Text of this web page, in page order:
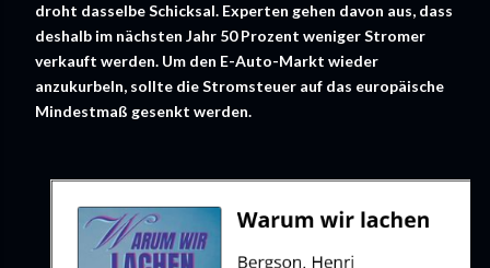
droht dasselbe Schicksal. Experten gehen davon aus, dass
deshalb im nächsten Jahr 50 Prozent weniger Stromer
verkauft werden. Um den E-Auto-Markt wieder
anzukurbeln, sollte die Stromsteuer auf das europäische
Mindestmaß gesenkt werden.